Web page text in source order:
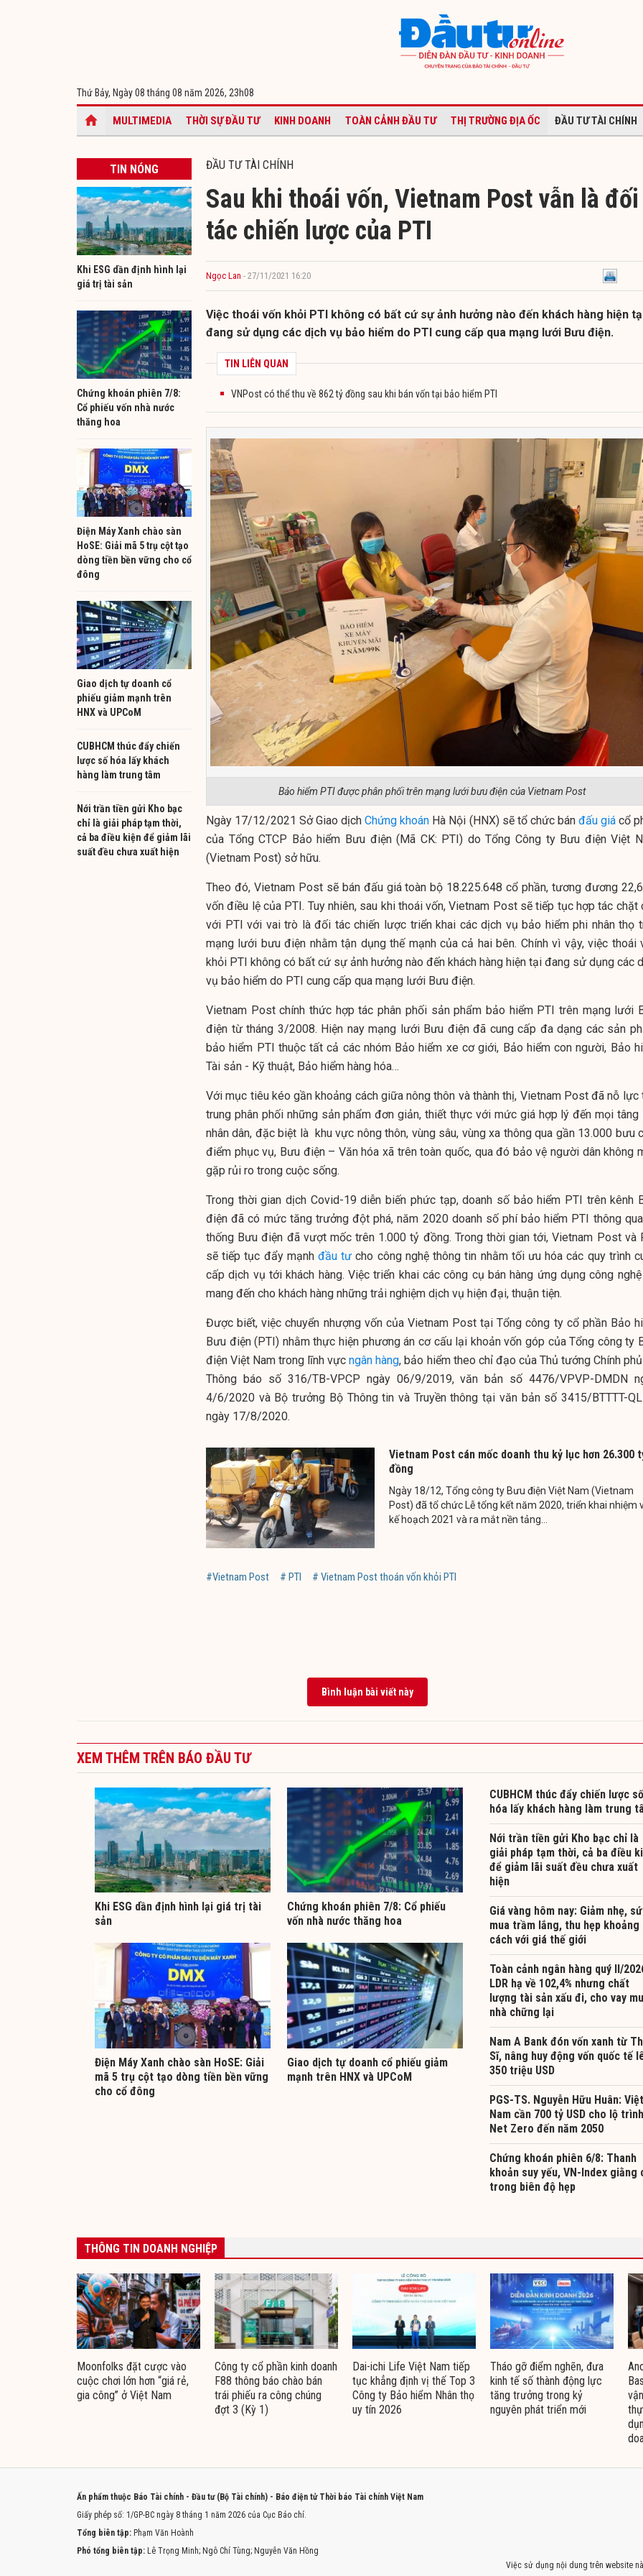
Thứ Bảy, Ngày 08 tháng 08 năm 2026, 23h08
MULTIMEDIA THỜI SỰ ĐẦU TƯ KINH DOANH TOÀN CẢNH ĐẦU TƯ THỊ TRƯỜNG ĐỊA ỐC ĐẦU TƯ TÀI CHÍNH
TIN NÓNG
Khi ESG dần định hình lại
giá trị tài sản
Chứng khoán phiên 7/8:
Cổ phiếu vốn nhà nước
thăng hoa
Điện Máy Xanh chào sàn
HoSE: Giải mã 5 trụ cột tạo
dòng tiền bền vững cho cổ
đông
Giao dịch tự doanh cổ
phiếu giảm mạnh trên
HNX và UPCoM
CUBHCM thúc đẩy chiến
lược số hóa lấy khách
hàng làm trung tâm
Nới trần tiền gửi Kho bạc
chỉ là giải pháp tạm thời,
cả ba điều kiện để giảm lãi
suất đều chưa xuất hiện
ĐẦU TƯ TÀI CHÍNH
Sau khi thoái vốn, Vietnam Post vẫn là đối
tác chiến lược của PTI
Ngọc Lan - 27/11/2021 16:20
Việc thoái vốn khỏi PTI không có bất cứ sự ảnh hưởng nào đến khách hàng hiện
đang sử dụng các dịch vụ bảo hiểm do PTI cung cấp qua mạng lưới Bưu điện.
TIN LIÊN QUAN
VNPost có thể thu về 862 tỷ đồng sau khi bán vốn tại bảo hiểm PTI
Bảo hiểm PTI được phân phối trên mạng lưới bưu điện của Vietnam Post
Ngày 17/12/2021 Sở Giao dịchChứng khoán Hà Nội (HNX) sẽ tổ chức bán đấu giácổ
của Tổng CTCP Bảo hiểm Bưu điện (Mã CK: PTI) do Tổng Công ty Bưu điện Việt
(Vietnam Post) sở hữu.
Theo đó, Vietnam Post sẽ bán đấu giá toàn bộ 18.225.648 cổ phần, tương đương
vốn điều lệ của PTI. Tuy nhiên, sau khi thoái vốn, Vietnam Post sẽ tiếp tục hợp tác chặt
với PTI với vai trò là đối tác chiến lược triển khai các dịch vụ bảo hiểm phi nhân thọ
mạng lưới bưu điện nhằm tận dụng thế mạnh của cả hai bên. Chính vì vậy, việc thoái
khỏi PTI không có bất cứ sự ảnh hưởng nào đến khách hàng hiện tại đang sử dụng các
vụ bảo hiểm do PTI cung cấp qua mạng lưới Bưu điện.
Vietnam Post chính thức hợp tác phân phối sản phẩm bảo hiểm PTI trên mạng lưới
điện từ tháng 3/2008. Hiện nay mạng lưới Bưu điện đã cung cấp đa dạng các sản
bảo hiểm PTI thuộc tất cả các nhóm Bảo hiểm xe cơ giới, Bảo hiểm con người, Bảo
Tài sản - Kỹ thuật, Bảo hiểm hàng hóa…
Với mục tiêu kéo gần khoảng cách giữa nông thôn và thành thị, Vietnam Post đã nỗ lực
trung phân phối những sản phẩm đơn giản, thiết thực với mức giá hợp lý đến mọi tâng
nhân dân, đặc biệt là khu vực nông thôn, vùng sâu, vùng xa thông qua gần 13.000 bưu
điểm phục vụ, Bưu điện – Văn hóa xã trên toàn quốc, qua đó bảo vệ người dân không
gặp rủi ro trong cuộc sống.
Trong thời gian dịch Covid-19 diễn biến phức tạp, doanh số bảo hiểm PTI trên kênh
điện đã có mức tăng trưởng đột phá, năm 2020 doanh số phí bảo hiểm PTI thông
thống Bưu điện đã vượt mốc trên 1.000 tỷ đồng. Trong thời gian tới, Vietnam Post và
sẽ tiếp tục đẩy mạnhđầu tư cho công nghệ thông tin nhằm tối ưu hóa các quy trình
cấp dịch vụ tới khách hàng. Việc triển khai các công cụ bán hàng ứng dụng công
mang đến cho khách hàng những trải nghiệm dịch vụ hiện đại, thuận tiện.
Được biết, việc chuyển nhượng vốn của Vietnam Post tại Tổng công ty cổ phần Bảo
Bưu điện (PTI) nhằm thực hiện phương án cơ cấu lại khoản vốn góp của Tổng công ty
điện Việt Nam trong lĩnh vựcngân hàng, bảo hiểm theo chỉ đạo của Thủ tướng Chính
Thông báo số 316/TB-VPCP ngày 06/9/2019, văn bản số 4476/VPVP-DMDN
4/6/2020 và Bộ trưởng Bộ Thông tin và Truyền thông tại văn bản số 3415/BTTTT-
ngày 17/8/2020.
Vietnam Post cán mốc doanh thu kỷ lục hơn 26.300
đồng
Ngày 18/12, Tổng công ty Bưu điện Việt Nam (Vietnam
Post) đã tổ chức Lễ tổng kết năm 2020, triển khai nhiệm
kế hoạch 2021 và ra mắt nền tảng...
#Vietnam Post # PTI # Vietnam Post thoán vốn khỏi PTI
Bình luận bài viết này
XEM THÊM TRÊN BÁO ĐẦU TƯ
Khi ESG dần định hình lại giá trị tài
sản
Chứng khoán phiên 7/8: Cổ phiếu
vốn nhà nước thăng hoa
Điện Máy Xanh chào sàn HoSE: Giải
mã 5 trụ cột tạo dòng tiền bền vững
cho cổ đông
Giao dịch tự doanh cổ phiếu giảm
mạnh trên HNX và UPCoM
CUBHCM thúc đẩy chiến lược số
hóa lấy khách hàng làm trung
Nới trần tiền gửi Kho bạc chỉ là
giải pháp tạm thời, cả ba điều
để giảm lãi suất đều chưa xuất
hiện
Giá vàng hôm nay: Giảm nhẹ,
mua trầm lắng, thu hẹp khoảng
cách với giá thế giới
Toàn cảnh ngân hàng quý II/
LDR hạ về 102,4% nhưng chất
lượng tài sản xấu đi, cho vay
nhà chững lại
Nam A Bank đón vốn xanh từ
Sĩ, nâng huy động vốn quốc tế
350 triệu USD
PGS-TS. Nguyễn Hữu Huân: Việt
Nam cần 700 tỷ USD cho lộ trình
Net Zero đến năm 2050
Chứng khoán phiên 6/8: Thanh
khoản suy yếu, VN-Index giằng
trong biên độ hẹp
THÔNG TIN DOANH NGHIỆP
Moonfolks đặt cược vào
cuộc chơi lớn hơn “giá rẻ,
gia công” ở Việt Nam
Công ty cổ phần kinh doanh
F88 thông báo chào bán
trái phiếu ra công chúng
đợt 3 (Kỳ 1)
Dai-ichi Life Việt Nam tiếp
tục khẳng định vị thế Top 3
Công ty Bảo hiểm Nhân thọ
uy tín 2026
Tháo gỡ điểm nghẽn, đưa
kinh tế số thành động lực
tăng trưởng trong kỷ
nguyên phát triển mới
Ấn phẩm thuộc Báo Tài chính - Đầu tư (Bộ Tài chính) - Báo điện tử Thời báo Tài chính Việt Nam
Giấy phép số: 1/GP-BC ngày 8 tháng 1 năm 2026 của Cục Báo chí.
Tổng biên tập: Phạm Văn Hoành
Phó tổng biên tập: Lê Trọng Minh; Ngô Chí Tùng; Nguyễn Văn Hồng
Việc sử dụng nội dung trên website